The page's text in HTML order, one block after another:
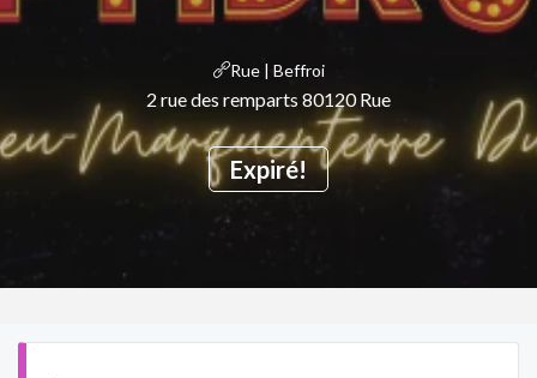
Expiré!
Rue | Beffroi
2 rue des remparts 80120 Rue